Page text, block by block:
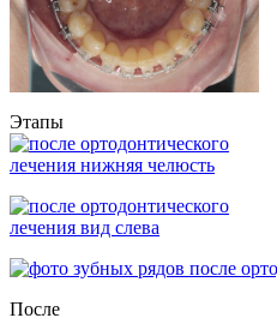
Этапы
После